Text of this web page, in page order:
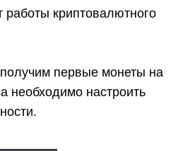
криптовалютного
первые монеты на
необходимо настроить